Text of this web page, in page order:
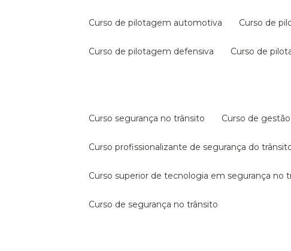
curso de pilotagem automotiva curso de
curso de pilotagem defensiva curso de
curso segurança no trânsito curso de
curso profissionalizante de segurança do
curso superior de tecnologia em segurança no
curso de segurança no trânsito